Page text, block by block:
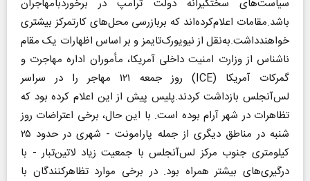
سیاست‌های سختگیرانه دولت ترامپ در برخوردبامهاجران
باشد.مقامات اعلام‌کرده‌اند که بربازرسی محل‌های کارتمرکز بیشتری
خواهندداشت.به‌‎نقل از نیویورک‌تایمز و بر اساس اظهارات یک مقام
ناشناس از وزارت امنیت داخلی آمریکا، مأموران اداره مهاجرت و
گمرکات آمریکا (ICE) روز جمعه ۱۲۱ مهاجر را در سراسر
لس‌آنجلس بازداشت کردند.پلیس پیش از این اعلام کرده بود که
تظاهرات در شهر آرام بوده است. با این حال، برخی اعتراضات روز
شنبه در مناطق دیگری از جمله پارامونت - شهری در حدود ۲۵
کیلومتری جنوب مرکز لس‌آنجلس با جمعیت زیاد لاتین‌تبار - با
درگیری‌های بیشتر همراه بود. در برخی موارد تظاهرکنندگان با